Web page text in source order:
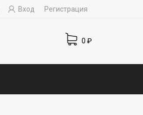
Вход Регистрация
0 ₽